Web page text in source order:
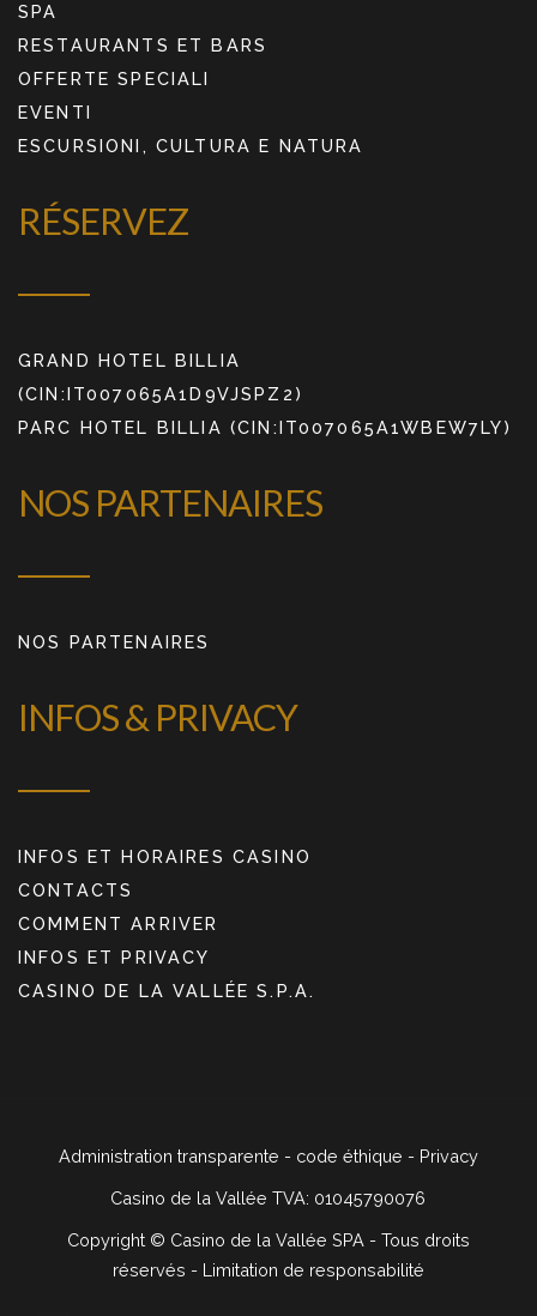
SPA
RESTAURANTS ET BARS
OFFERTE SPECIALI
EVENTI
ESCURSIONI, CULTURA E NATURA
RÉSERVEZ
GRAND HOTEL BILLIA
(CIN:IT007065A1D9VJSPZ2)
PARC HOTEL BILLIA (CIN:IT007065A1WBEW7LY)
NOS PARTENAIRES
NOS PARTENAIRES
INFOS & PRIVACY
INFOS ET HORAIRES CASINO
CONTACTS
COMMENT ARRIVER
INFOS ET PRIVACY
CASINO DE LA VALLÉE S.P.A.
Administration transparente - code éthique - Privacy
Casino de la Vallée TVA: 01045790076
Copyright © Casino de la Vallée SPA - Tous droits
réservés - Limitation de responsabilité